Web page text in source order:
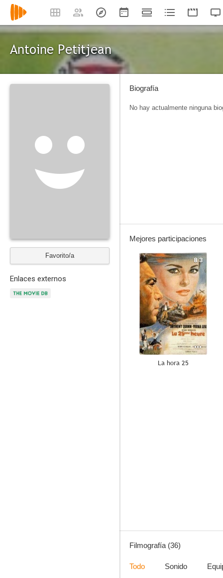
Antoine Petitjean
Favorito/a
Enlaces externos
Biografía
No hay actualmente ninguna
Mejores participaciones
8.3
La hora 25
Filmografía (36)
Todo Sonido